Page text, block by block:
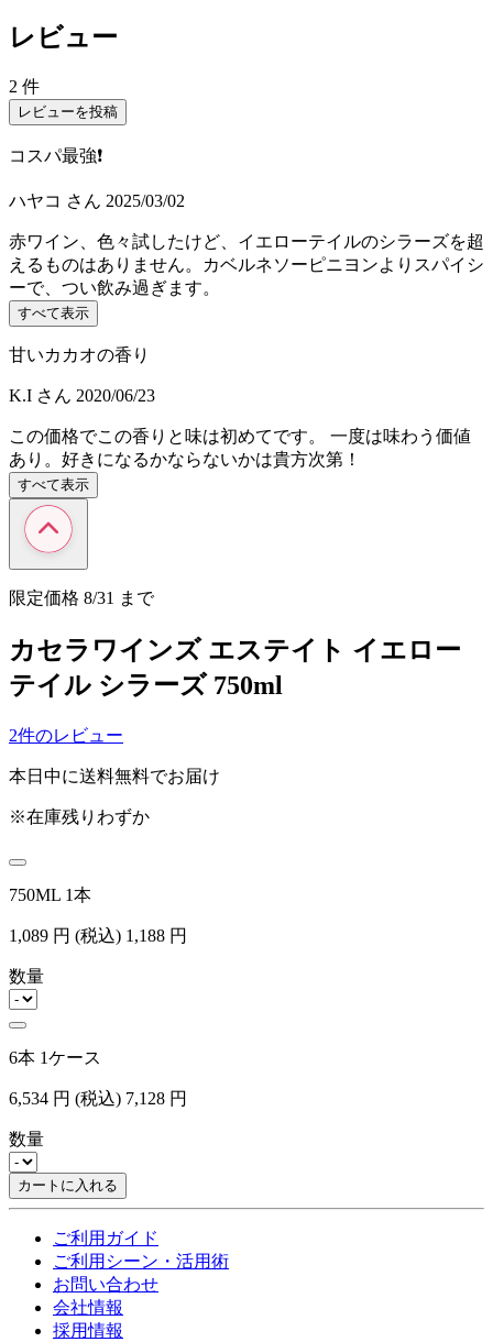
レビュー
2 件
レビューを投稿
コスパ最強❗️
ハヤコ さん 2025/03/02
赤ワイン、色々試したけど、イエローテイルのシラーズを超
えるものはありません。カベルネソーピニヨンよりスパイシ
ーで、つい飲み過ぎます。
すべて表示
甘いカカオの香り
K.I さん 2020/06/23
この価格でこの香りと味は初めてです。 一度は味わう価値
あり。好きになるかならないかは貴方次第！
すべて表示
限定価格 8/31 まで
カセラワインズ エステイト イエロー
テイル シラーズ 750ml
2件のレビュー
本日中に送料無料でお届け
※在庫残りわずか
750ML 1本
1,089 円 (税込) 1,188 円
数量
6本 1ケース
6,534 円 (税込) 7,128 円
数量
カートに入れる
ご利用ガイド
ご利用シーン・活用術
お問い合わせ
会社情報
採用情報